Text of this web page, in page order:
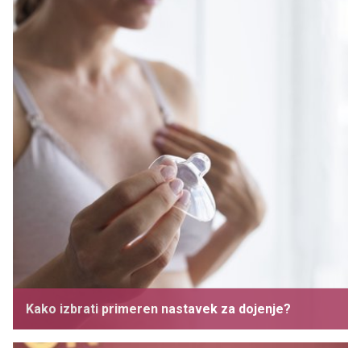
Kako izbrati primeren nastavek za dojenje?